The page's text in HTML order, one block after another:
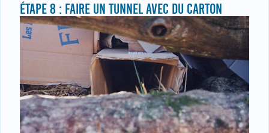
ÉTAPE 8 : FAIRE UN TUNNEL AVEC DU CARTON